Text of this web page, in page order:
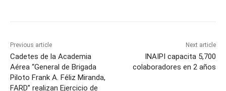
Previous article
Cadetes de la Academia
Aérea “General de Brigada
Piloto Frank A. Féliz Miranda,
FARD” realizan Ejercicio de
Next article
INAIPI capacita 5,700
colaboradores en 2 años